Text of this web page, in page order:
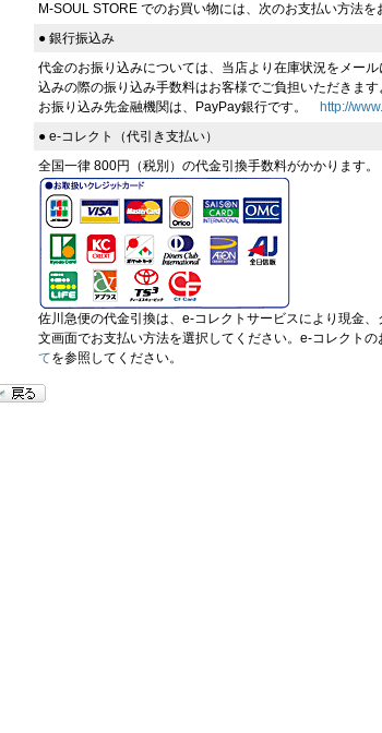
M-SOUL STORE でのお買い物には、次のお支払い方法を
● 銀行振込み
代金のお振り込みについては、当店より在庫状況をメー
込みの際の振り込み手数料はお客様でご負担いただきます
お振り込み先金融機関は、PayPay銀行です。
http://
● e-コレクト（代引き支払い）
全国一律 800円（税別）の代金引換手数料がかかります。
佐川急便の代金引換は、e-コレクトサービスにより現金
文画面でお支払い方法を選択してください。e-コレクトの
てを参照してください。